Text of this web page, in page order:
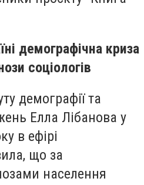
демографічна криза
соціологів
демографії та
Елла Лібанова у
в ефірі
що за
населення